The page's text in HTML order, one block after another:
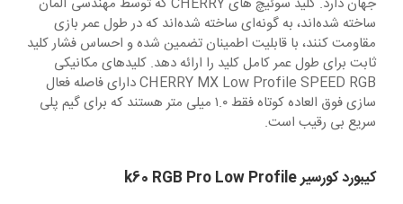
ساخته شده‌اند، به گونه‌ای ساخته شده‌اند که در طول عمر بازی
مقاومت کنند، با قابلیت اطمینان تضمین شده و احساس فشار کلید
ثابت برای طول عمر کامل کلید را ارائه دهد. کلیدهای مکانیکی
CHERRY MX Low Profile SPEED RGB دارای فاصله فعال
سازی فوق العاده کوتاه فقط ۱.۰ میلی متر هستند که برای گیم پلی
سریع بی رقیب است.
کیبورد کورسیر k60 RGB Pro Low Profile